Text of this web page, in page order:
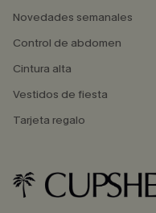
Novedades semanales
Control de abdomen
Cintura alta
Vestidos de fiesta
Tarjeta regalo